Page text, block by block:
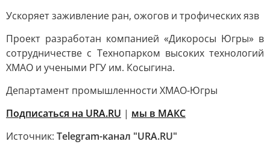
Ускоряет заживление ран, ожогов и трофических язв
Проект разработан компанией «Дикоросы Югры» в
сотрудничестве с Технопарком высоких технологий
ХМАО и учеными РГУ им. Косыгина.
Департамент промышленности ХМАО-Югры
Подписаться на URA.RU | мы в MAКС
Источник: Telegram-канал "URA.RU"